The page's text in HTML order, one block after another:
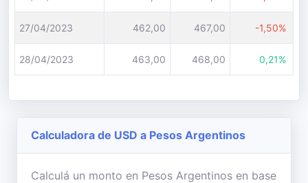
27/04/2023 462,00 467,00 -1,50%
28/04/2023 463,00 468,00 0,21%
Calculadora de USD a Pesos Argentinos
Calculá un monto en Pesos Argentinos en base